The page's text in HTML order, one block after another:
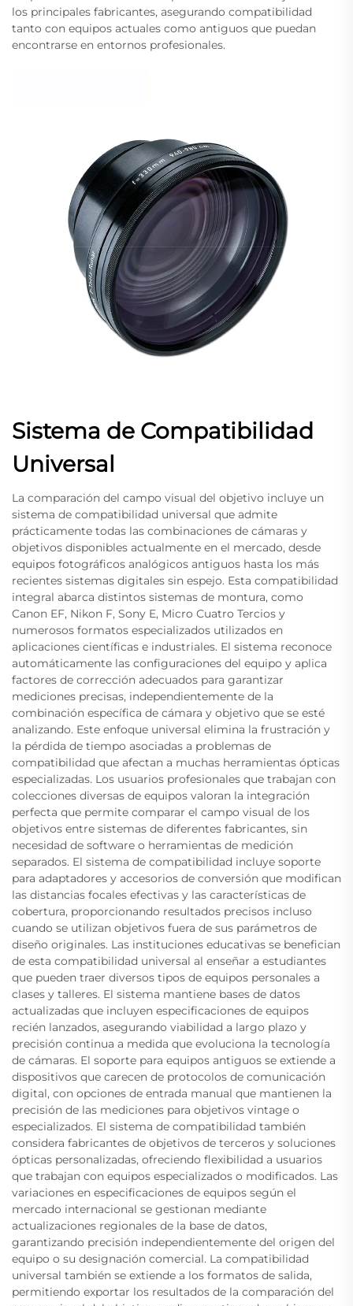
los principales fabricantes, asegurando compatibilidad
tanto con equipos actuales como antiguos que puedan
encontrarse en entornos profesionales.
Sistema de Compatibilidad
Universal
La comparación del campo visual del objetivo incluye un
sistema de compatibilidad universal que admite
prácticamente todas las combinaciones de cámaras y
objetivos disponibles actualmente en el mercado, desde
equipos fotográficos analógicos antiguos hasta los más
recientes sistemas digitales sin espejo. Esta compatibilidad
integral abarca distintos sistemas de montura, como
Canon EF, Nikon F, Sony E, Micro Cuatro Tercios y
numerosos formatos especializados utilizados en
aplicaciones científicas e industriales. El sistema reconoce
automáticamente las configuraciones del equipo y aplica
factores de corrección adecuados para garantizar
mediciones precisas, independientemente de la
combinación específica de cámara y objetivo que se esté
analizando. Este enfoque universal elimina la frustración y
la pérdida de tiempo asociadas a problemas de
compatibilidad que afectan a muchas herramientas ópticas
especializadas. Los usuarios profesionales que trabajan con
colecciones diversas de equipos valoran la integración
perfecta que permite comparar el campo visual de los
objetivos entre sistemas de diferentes fabricantes, sin
necesidad de software o herramientas de medición
separados. El sistema de compatibilidad incluye soporte
para adaptadores y accesorios de conversión que modifican
las distancias focales efectivas y las características de
cobertura, proporcionando resultados precisos incluso
cuando se utilizan objetivos fuera de sus parámetros de
diseño originales. Las instituciones educativas se benefician
de esta compatibilidad universal al enseñar a estudiantes
que pueden traer diversos tipos de equipos personales a
clases y talleres. El sistema mantiene bases de datos
actualizadas que incluyen especificaciones de equipos
recién lanzados, asegurando viabilidad a largo plazo y
precisión continua a medida que evoluciona la tecnología
de cámaras. El soporte para equipos antiguos se extiende a
dispositivos que carecen de protocolos de comunicación
digital, con opciones de entrada manual que mantienen la
precisión de las mediciones para objetivos vintage o
especializados. El sistema de compatibilidad también
considera fabricantes de objetivos de terceros y soluciones
ópticas personalizadas, ofreciendo flexibilidad a usuarios
que trabajan con equipos especializados o modificados. Las
variaciones en especificaciones de equipos según el
mercado internacional se gestionan mediante
actualizaciones regionales de la base de datos,
garantizando precisión independientemente del origen del
equipo o su designación comercial. La compatibilidad
universal también se extiende a los formatos de salida,
permitiendo exportar los resultados de la comparación del